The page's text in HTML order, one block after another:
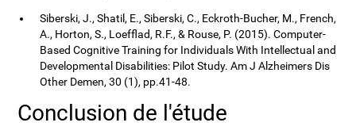
Siberski, J., Shatil, E., Siberski, C., Eckroth-Bucher, M., French,
A., Horton, S., Loefflad, R.F., & Rouse, P. (2015). Computer-
Based Cognitive Training for Individuals With Intellectual and
Developmental Disabilities: Pilot Study. Am J Alzheimers Dis
Other Demen, 30 (1), pp.41-48.
Conclusion de l'étude